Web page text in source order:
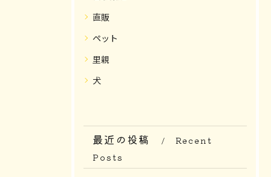
直販
ペット
里親
犬
最近の投稿
Recent
Posts